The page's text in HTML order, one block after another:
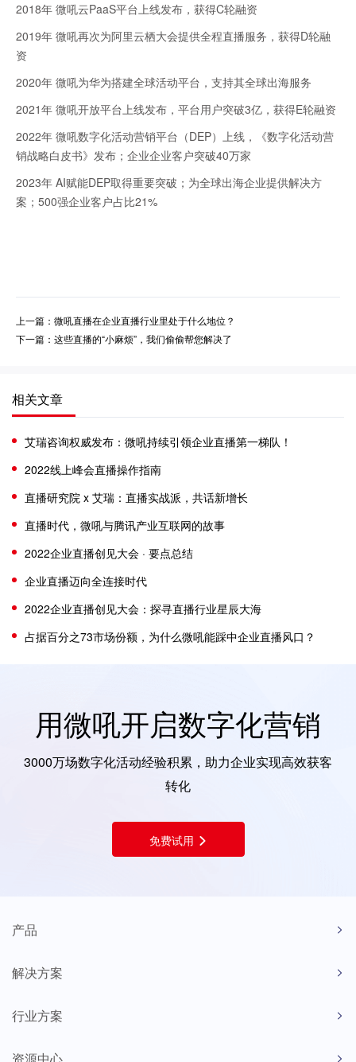
2018年 微吼云PaaS平台上线发布，获得C轮融资
2019年 微吼再次为阿里云栖大会提供全程直播服务，获得D轮融
资
2020年 微吼为华为搭建全球活动平台，支持其全球出海服务
2021年 微吼开放平台上线发布，平台用户突破3亿，获得E轮融资
2022年 微吼数字化活动营销平台（DEP）上线，《数字化活动营
销战略白皮书》发布；企业企业客户突破40万家
2023年 AI赋能DEP取得重要突破；为全球出海企业提供解决方
案；500强企业客户占比21%
上一篇：微吼直播在企业直播行业里处于什么地位？
下一篇：这些直播的“小麻烦”，我们偷偷帮您解决了
相关文章
艾瑞咨询权威发布：微吼持续引领企业直播第一梯队！
2022线上峰会直播操作指南
直播研究院 x 艾瑞：直播实战派，共话新增长
直播时代，微吼与腾讯产业互联网的故事
2022企业直播创见大会 · 要点总结
企业直播迈向全连接时代
2022企业直播创见大会：探寻直播行业星辰大海
占据百分之73市场份额，为什么微吼能踩中企业直播风口？
用微吼开启数字化营销
3000万场数字化活动经验积累，助力企业实现高效获客
转化
免费试用
产品
解决方案
行业方案